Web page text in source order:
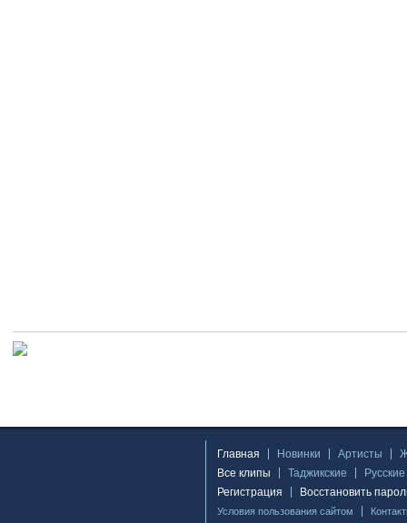
Главная Новинки Артисты
Все клипы
Таджикские
Русские
Регистрация
Восстановить
Условия пользования сайтом